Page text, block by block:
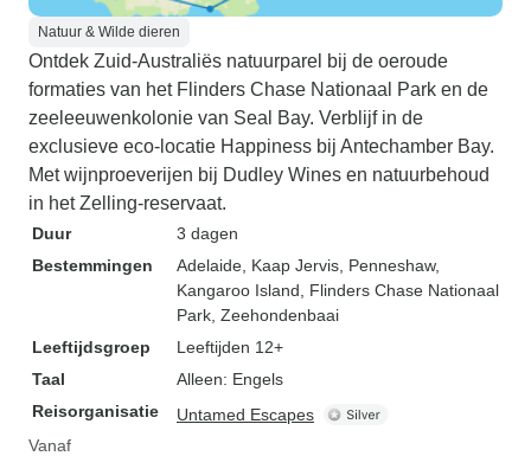
Natuur & Wilde dieren
Ontdek Zuid-Australiës natuurparel bij de oeroude
formaties van het Flinders Chase Nationaal Park en de
zeeleeuwenkolonie van Seal Bay. Verblijf in de
exclusieve eco-locatie Happiness bij Antechamber Bay.
Met wijnproeverijen bij Dudley Wines en natuurbehoud
in het Zelling-reservaat.
Duur
3 dagen
Bestemmingen
Adelaide , Kaap Jervis , Penneshaw,
Kangaroo Island , Flinders Chase Nationaal
Park , Zeehondenbaai
Leeftijdsgroep
Leeftijden 12+
Taal
Alleen: Engels
Reisorganisatie
Untamed Escapes
Vanaf